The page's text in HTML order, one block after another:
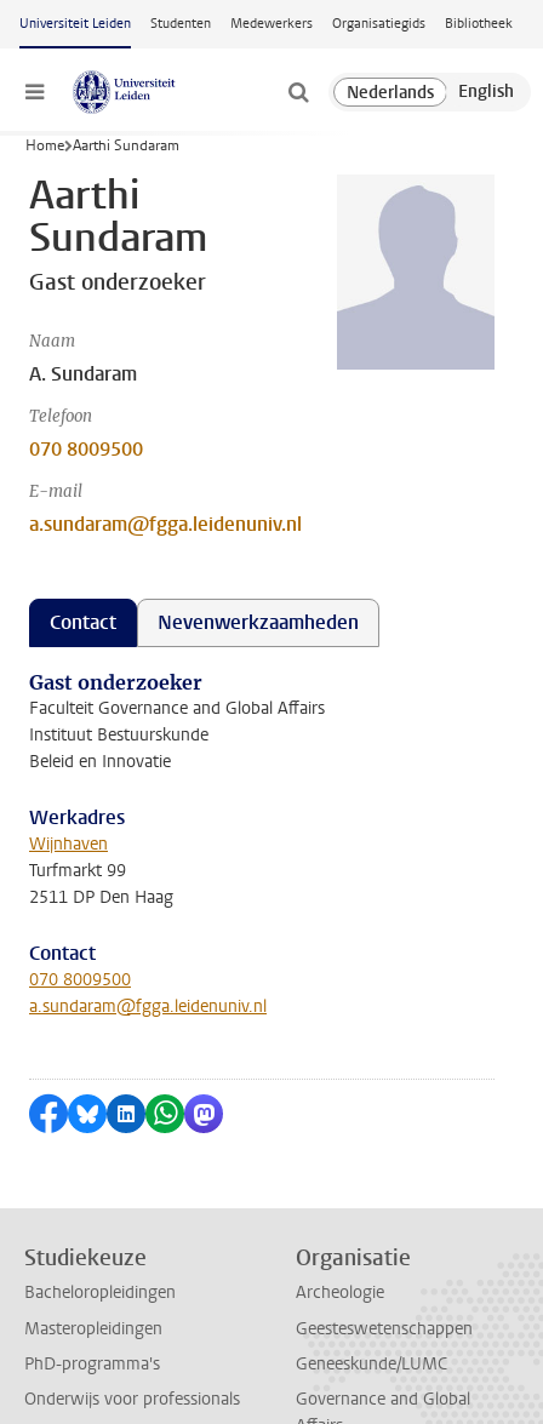
Ga naar hoofdinhoud
Universiteit Leiden Studenten Medewerkers Organisatiegids Bibliotheek
Menu
Home Aarthi Sundaram
Aarthi
Sundaram
Gast onderzoeker
Naam
A. Sundaram
Telefoon
070 8009500
E-mail
a.sundaram@fgga.leidenuniv.nl
Contact Nevenwerkzaamheden
Gast onderzoeker
Faculteit Governance and Global Affairs
Instituut Bestuurskunde
Beleid en Innovatie
Werkadres
Wijnhaven
Turfmarkt 99
2511 DP Den Haag
Contact
070 8009500
a.sundaram@fgga.leidenuniv.nl
Delen op Facebook
Delen via Bluesky
Delen op LinkedIn
Delen via WhatsApp
Delen via Mastodon
Studiekeuze
Bacheloropleidingen
Masteropleidingen
PhD-programma's
Onderwijs voor professionals
Organisatie
Archeologie
Geesteswetenschappen
Geneeskunde/LUMC
Governance and Global